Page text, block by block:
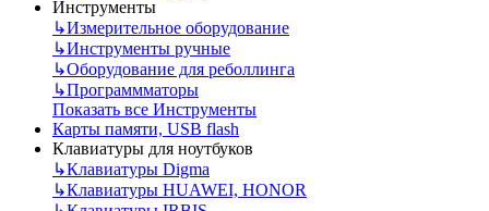
Инструменты
↳Измерительное оборудование
↳Инструменты ручные
↳Оборудование для реболлинга
↳Программматоры
Показать все Инструменты
Карты памяти, USB flash
Клавиатуры для ноутбуков
↳Клавиатуры Digma
↳Клавиатуры HUAWEI, HONOR